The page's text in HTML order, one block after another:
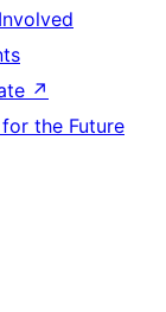
↗
the Future